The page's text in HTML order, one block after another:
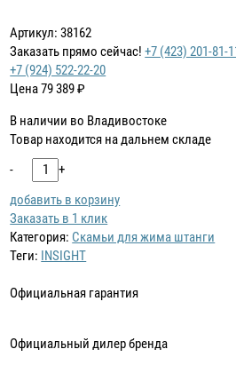
Артикул: 38162
Заказать прямо сейчас! +7 (423) 201-81-
+7 (924) 522-22-20
Цена79 389₽
В наличии во Владивостоке
Товар находится на дальнем складе
-
+
добавить в корзину
Заказать в 1 клик
Категория: Скамьи для жима штанги
Теги: INSIGHT
Официальная гарантия
Официальный дилер бренда